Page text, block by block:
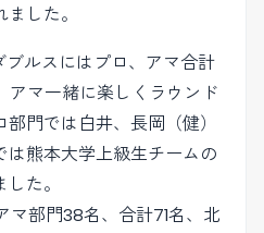
した。
ブルスにはプロ、アマ合計
アマ一緒に楽しくラウンド
門では白井、長岡（健）
は熊本大学上級生チームの
た。
マ部門38名、合計71名、北